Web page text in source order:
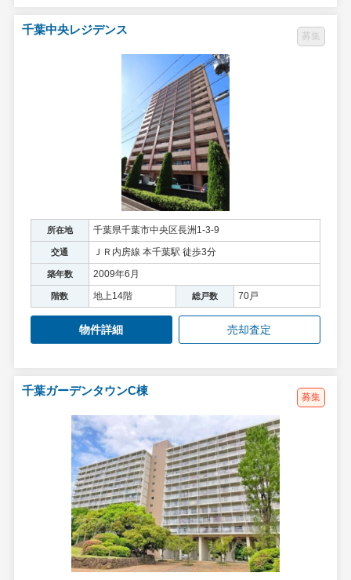
千葉中央レジデンス 募集
所在地 千葉県千葉市中央区長洲1-3-9
交通 ＪＲ内房線 本千葉駅 徒歩3分
築年数 2009年6月
階数 地上14階 総戸数 70戸
物件詳細 売却査定
千葉ガーデンタウンC棟 募集